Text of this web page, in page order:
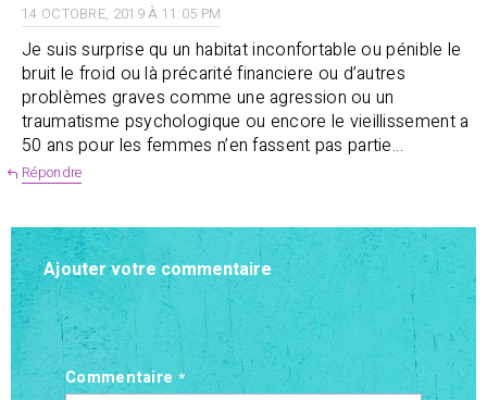
14 OCTOBRE, 2019 À 11:05 PM
Je suis surprise qu un habitat inconfortable ou pénible le
bruit le froid ou là précarité financiere ou d’autres
problèmes graves comme une agression ou un
traumatisme psychologique ou encore le vieillissement a
50 ans pour les femmes n’en fassent pas partie…
Répondre
Ajouter votre commentaire
Commentaire *